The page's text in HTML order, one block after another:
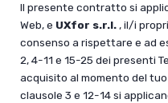
Il presente contratto si
Web, e UXfor s.r.l., il/i
consenso a rispettare e ad
2, 4-11 e 15-25 dei presenti
acquisito al momento del
clausole 3 e 12-14 si